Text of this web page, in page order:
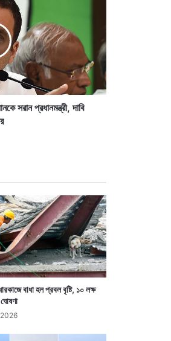
সরান প্রধানমন্ত্রী, দাবি
বাধা হল প্রবল বৃষ্টি, ১০ লক্ষ